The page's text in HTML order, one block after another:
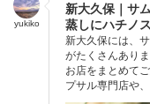
yukiko
新大久保｜サ
蒸しにハチノ
新大久保には、
がたくさんあり
お店をまとめて
プサル専門店や、